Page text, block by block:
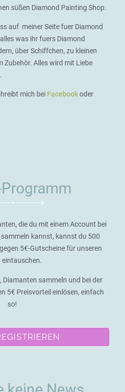
süßen Diamond Painting Shop.
auf meiner Seite fuer Diamond
was ihr fuers Diamond
über Schiffchen, zu kleinen
Zubehör. Alles wird mit Liebe
mich bei Facebookoder
die du mit einem Account bei
kannst, kannst du 500
5€-Gutscheine für unseren
eintauschen.
Diamanten sammeln und bei der
5€ Preisvorteil einlösen, einfach
so!